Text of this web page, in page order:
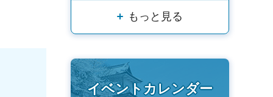
もっと見る
イベントカレンダー